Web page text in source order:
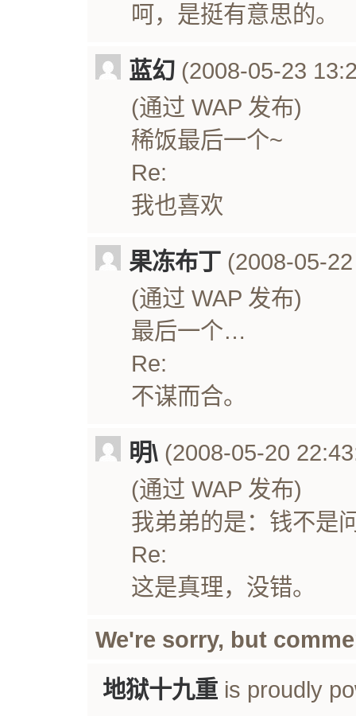
呵，是挺有意思的。
蓝幻 (2008-05-23
(通过 WAP 发布)
稀饭最后一个~
Re:
我也喜欢
果冻布丁 (2008-05-
(通过 WAP 发布)
最后一个…
Re:
不谋而合。
明\ (2008-05-20
(通过 WAP 发布)
我弟弟的是：钱不是
Re:
这是真理，没错。
We're sorry, but
地狱十九重is proudly